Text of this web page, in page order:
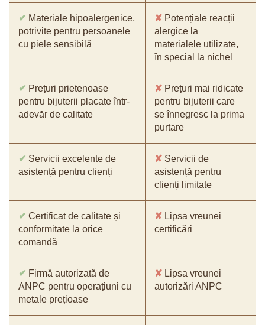
✔ Materiale hipoalergenice,
potrivite pentru persoanele
cu piele sensibilă
✘ Potențiale reacții
alergice la
materialele utilizate,
în special la nichel
✔ Prețuri prietenoase
pentru bijuterii placate într-
adevăr de calitate
✘ Prețuri mai ridicate
pentru bijuterii care
se înnegresc la prima
purtare
✔ Servicii excelente de
asistență pentru clienți
✘ Servicii de
asistență pentru
clienți limitate
✔ Certificat de calitate și
conformitate la orice
comandă
✘ Lipsa vreunei
certificări
✔ Firmă autorizată de
ANPC pentru operațiuni cu
metale prețioase
✘ Lipsa vreunei
autorizări ANPC